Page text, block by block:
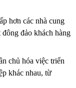
hơn các nhà cung
đảo khách hàng
chủ hóa việc triển
khác nhau, từ